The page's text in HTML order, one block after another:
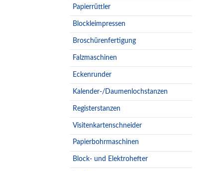
Papierrüttler
Blockleimpressen
Broschürenfertigung
Falzmaschinen
Eckenrunder
Kalender-/Daumenlochstanzen
Registerstanzen
Visitenkartenschneider
Papierbohrmaschinen
Block- und Elektrohefter